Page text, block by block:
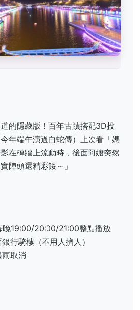
的隱藏版！百年古蹟搭配3D投
年端午演過白蛇傳）上次看「媽
在磚牆上流動時，後面阿嬤突然
陣頭還精彩餒～」
晚19:00/20:00/21:00整點播放
行騎樓（不用人擠人）
取消